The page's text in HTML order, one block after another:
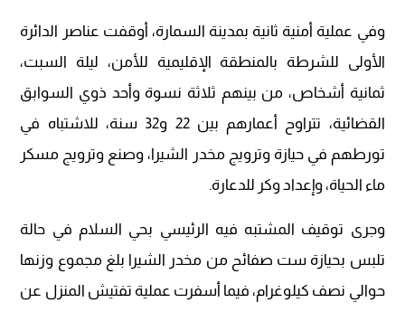
وفي عملية أمنية ثانية بمدينة السمارة، أوقفت عناصر الدائرة
الأولى للشرطة بالمنطقة الإقليمية للأمن، ليلة السبت،
ثمانية أشخاص، من بينهم ثلاثة نسوة وأحد ذوي السوابق
القضائية، تتراوح أعمارهم بين 22 و32 سنة، للاشتباه في
تورطهم في حيازة وترويج مخدر الشيرا، وصنع وترويج مسكر
ماء الحياة، وإعداد وكر للدعارة.
وجرى توقيف المشتبه فيه الرئيسي بحي السلام في حالة
تلبس بحيازة ست صفائح من مخدر الشيرا بلغ مجموع وزنها
حوالي نصف كيلوغرام، فيما أسفرت عملية تفتيش المنزل عن